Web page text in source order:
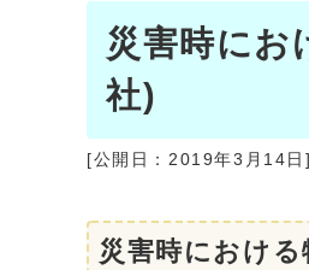
災害時にお
社)
[公開日： 2019年3月14日 ]
災害時におけ